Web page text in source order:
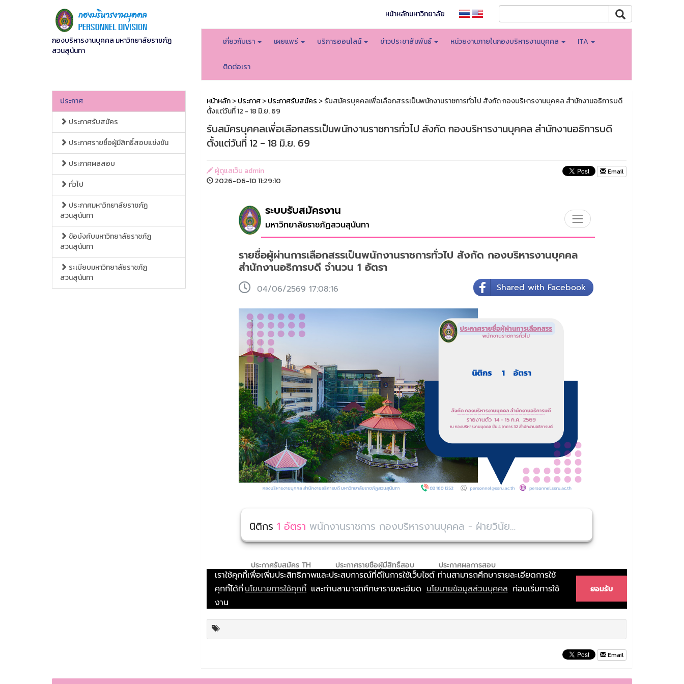
กองบริหารงานบุคคล มหาวิทยาลัยราชภัฏ
สวนสุนันทา
หน้าหลักมหาวิทยาลัย
เกี่ยวกับเรา เผยแพร่ บริการออนไลน์ ข่าวประชาสัมพันธ์ หน่วยงานภายในกองบริหารงานบุคคล ITA
ติดต่อเรา
ประกาศ
ประกาศรับสมัคร
ประกาศรายชื่อผู้มีสิทธิ์สอบแข่งขัน
ประกาศผลสอบ
ทั่วไป
ประกาศมหาวิทยาลัยราชภัฏ
สวนสุนันทา
ข้อบังคับมหาวิทยาลัยราชภัฏ
สวนสุนันทา
ระเบียบมหาวิทยาลัยราชภัฏ
สวนสุนันทา
หน้าหลัก>ประกาศ>ประกาศรับสมัคร > รับสมัครบุคคลเพื่อเลือกสรรเป็นพนักงานราชการทั่วไป สังกัด กองบริหารงานบุคคล สำนักงานอธิการบดี
ตั้งแต่วันที่ 12 - 18 มิ.ย. 69
รับสมัครบุคคลเพื่อเลือกสรรเป็นพนักงานราชการทั่วไป สังกัด กองบริหารงานบุคคล สำนักงานอธิการบดี
ตั้งแต่วันที่ 12 - 18 มิ.ย. 69
ผู้ดูแลเว็บ admin
2026-06-10 11:29:10
Email
Email